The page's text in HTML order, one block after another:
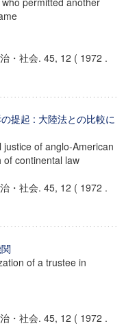
・社会. 45, 12 ( 1972 .
提起 : 大陸法との比較に
of anglo-American
of continental law
・社会. 45, 12 ( 1972 .
of a trustee in
・社会. 45, 12 ( 1972 .